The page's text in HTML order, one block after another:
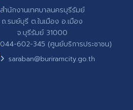
สำนักงานเทศบาลนครบุรีรัมย์
ถ.รมย์บุรี ต.ในเมือง อ.เมือง
จ.บุรีรัมย์ 31000
044-602-345 (ศูนย์บริการประชาชน)
saraban@buriramcity.go.th